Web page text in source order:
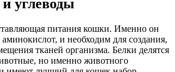
углеводы
питания кошки. Именно он
и необходим для создания,
тканей организма. Белки делятся
но именно животного